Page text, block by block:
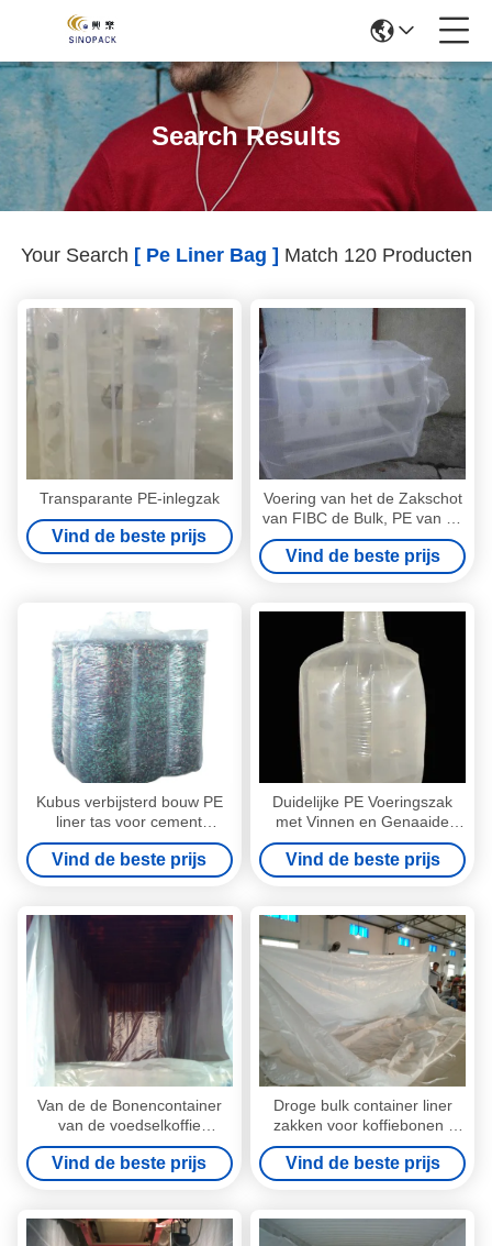
Search Results
Your Search [ Pe Liner Bag ] Match 120 Producten
Transparante PE-inlegzak
Vind de beste prijs
Voering van het de Zakschot
van FIBC de Bulk, PE van de
Landbouwproductenopslag
Voeringszak
Vind de beste prijs
Kubus verbijsterd bouw PE
liner tas voor cement
shipping vervoer
Vind de beste prijs
Duidelijke PE Voeringszak
met Vinnen en Genaaide
Gehechtheid, SGS/CPTC-
Certificaat
Vind de beste prijs
Van de de Bonencontainer
van de voedselkoffie
verhinderen de Bulk de
Voeringszakken met
Verontreiniging
Vind de beste prijs
Droge bulk container liner
zakken voor koffiebonen /
mineralen / chemicaliën /
food
Vind de beste prijs